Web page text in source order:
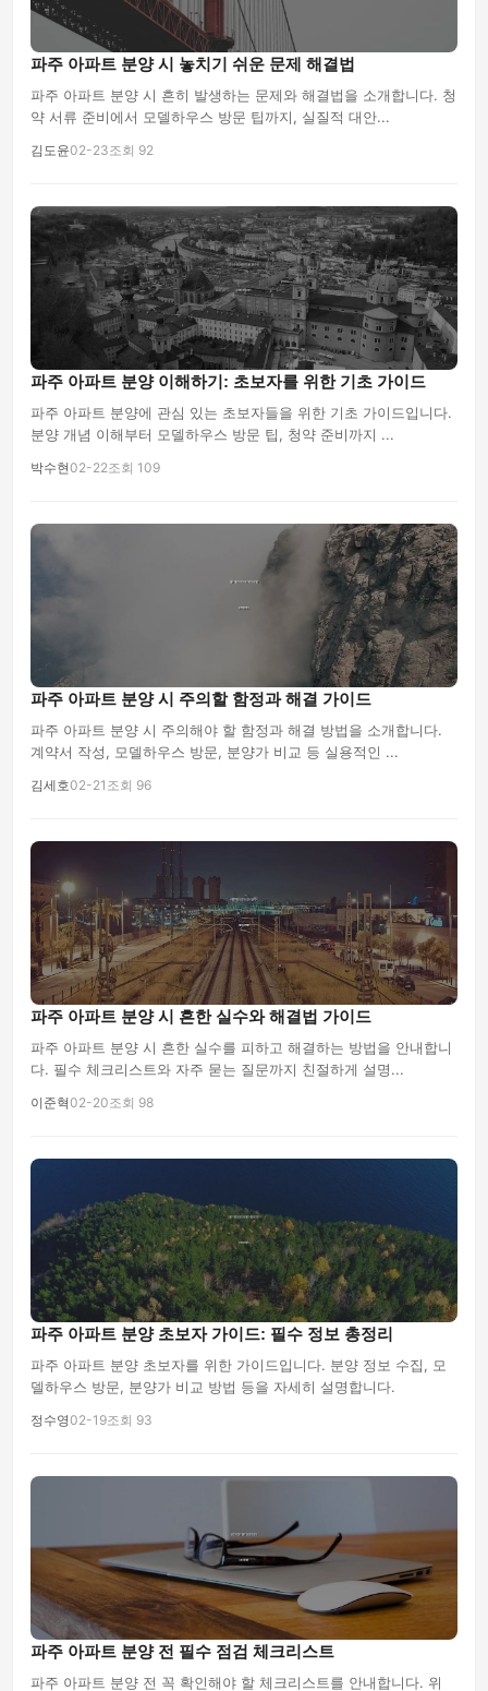
파주 아파트 분양 시 놓치기 쉬운 문제 해결법
파주 아파트 분양 시 흔히 발생하는 문제와 해결법을 소개합니다. 청
약 서류 준비에서 모델하우스 방문 팁까지, 실질적 대안...
김도윤02-23조회 92
파주 아파트 분양 이해하기: 초보자를 위한 기초 가이드
파주 아파트 분양에 관심 있는 초보자들을 위한 기초 가이드입니다.
분양 개념 이해부터 모델하우스 방문 팁, 청약 준비까지 ...
박수현02-22조회 109
파주 아파트 분양 시 주의할 함정과 해결 가이드
파주 아파트 분양 시 주의해야 할 함정과 해결 방법을 소개합니다.
계약서 작성, 모델하우스 방문, 분양가 비교 등 실용적인 ...
김세호02-21 조회 96
파주 아파트 분양 시 흔한 실수와 해결법 가이드
파주 아파트 분양 시 흔한 실수를 피하고 해결하는 방법을 안내합니
다. 필수 체크리스트와 자주 묻는 질문까지 친절하게 설명...
이준혁02-20조회 98
파주 아파트 분양 초보자 가이드: 필수 정보 총정리
파주 아파트 분양 초보자를 위한 가이드입니다. 분양 정보 수집, 모
델하우스 방문, 분양가 비교 방법 등을 자세히 설명합니다.
정수영02-19조회 93
파주 아파트 분양 전 필수 점검 체크리스트
파주 아파트 분양 전 꼭 확인해야 할 체크리스트를 안내합니다. 위